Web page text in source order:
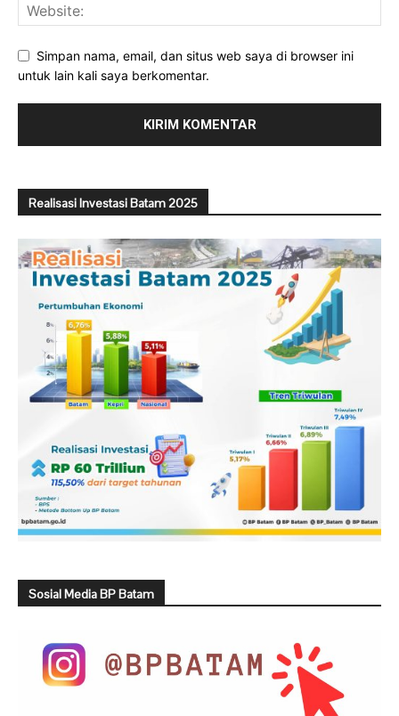
Simpan nama, email, dan situs web saya di browser ini
untuk lain kali saya berkomentar.
Realisasi Investasi Batam 2025
Sosial Media BP Batam